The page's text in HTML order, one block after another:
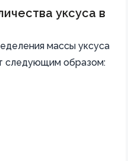
уксуса в
массы уксуса
следующим образом: